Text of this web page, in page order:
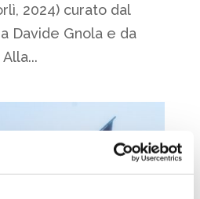
2024) curato dal
Davide Gnola e da